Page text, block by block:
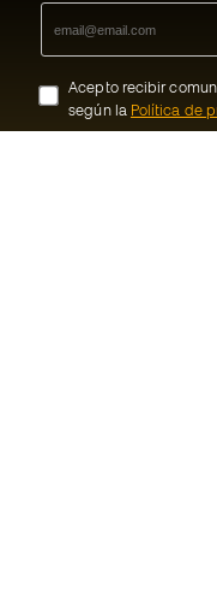
Acepto recibir
según la Política de